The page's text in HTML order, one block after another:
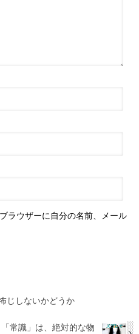
ラウザーに自分の名前、メール
じしないかどうか
常識」は、絶対的な物